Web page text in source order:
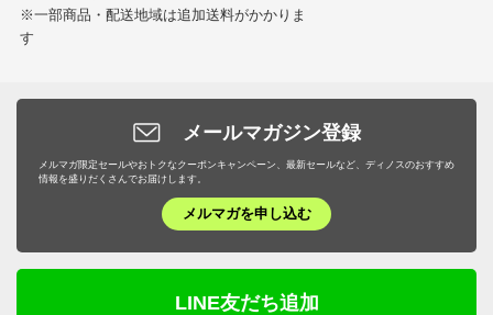
※一部商品・配送地域は追加送料がかかりま
す
メールマガジン登録
メルマガ限定セールやおトクなクーポンキャンペーン、最新セールなど、ディノスのおすすめ
情報を盛りだくさんでお届けします。
メルマガを申し込む
LINE友だち追加